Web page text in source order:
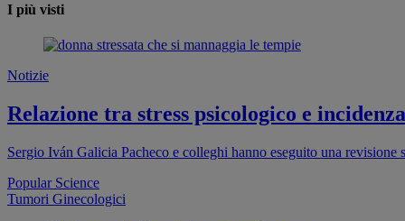
I più visti
Notizie
Relazione tra stress psicologico e
Sergio Iván Galicia Pacheco e colleghi hanno eseguito una
Popular Science
Tumori Ginecologici